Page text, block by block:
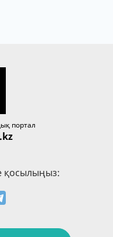
портал
қосылыңыз: